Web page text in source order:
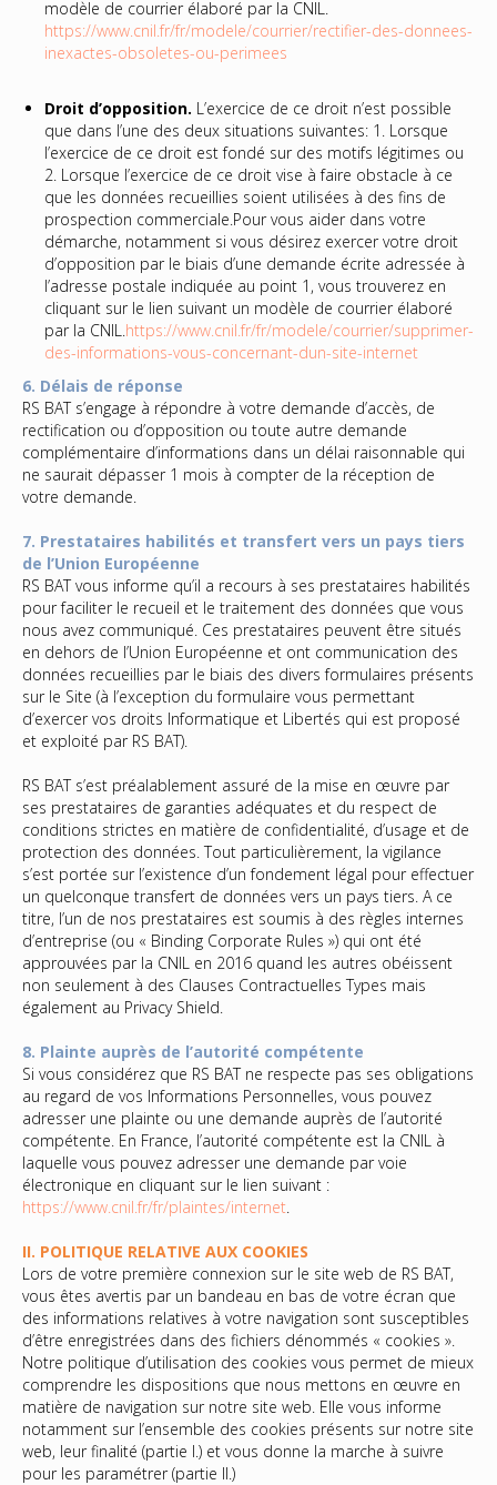
modèle de courrier élaboré par la CNIL.
https://www.cnil.fr/fr/modele/courrier/rectifier-des-donnees-
inexactes-obsoletes-ou-perimees
Droit d’opposition. L’exercice de ce droit n’est possible
que dans l’une des deux situations suivantes: 1. Lorsque
l’exercice de ce droit est fondé sur des motifs légitimes ou
2. Lorsque l’exercice de ce droit vise à faire obstacle à ce
que les données recueillies soient utilisées à des fins de
prospection commerciale.Pour vous aider dans votre
démarche, notamment si vous désirez exercer votre droit
d’opposition par le biais d’une demande écrite adressée à
l’adresse postale indiquée au point 1, vous trouverez en
cliquant sur le lien suivant un modèle de courrier élaboré
par la CNIL.https://www.cnil.fr/fr/modele/courrier/supprimer-
des-informations-vous-concernant-dun-site-internet
6. Délais de réponse
RS BAT s’engage à répondre à votre demande d’accès, de
rectification ou d’opposition ou toute autre demande
complémentaire d’informations dans un délai raisonnable qui
ne saurait dépasser 1 mois à compter de la réception de
votre demande.
7. Prestataires habilités et transfert vers un pays tiers
de l’Union Européenne
RS BAT vous informe qu’il a recours à ses prestataires habilités
pour faciliter le recueil et le traitement des données que vous
nous avez communiqué. Ces prestataires peuvent être situés
en dehors de l’Union Européenne et ont communication des
données recueillies par le biais des divers formulaires présents
sur le Site (à l’exception du formulaire vous permettant
d’exercer vos droits Informatique et Libertés qui est proposé
et exploité par RS BAT).
RS BAT s’est préalablement assuré de la mise en œuvre par
ses prestataires de garanties adéquates et du respect de
conditions strictes en matière de confidentialité, d’usage et de
protection des données. Tout particulièrement, la vigilance
s’est portée sur l’existence d’un fondement légal pour effectuer
un quelconque transfert de données vers un pays tiers. A ce
titre, l’un de nos prestataires est soumis à des règles internes
d’entreprise (ou « Binding Corporate Rules ») qui ont été
approuvées par la CNIL en 2016 quand les autres obéissent
non seulement à des Clauses Contractuelles Types mais
également au Privacy Shield.
8. Plainte auprès de l’autorité compétente
Si vous considérez que RS BAT ne respecte pas ses obligations
au regard de vos Informations Personnelles, vous pouvez
adresser une plainte ou une demande auprès de l’autorité
compétente. En France, l’autorité compétente est la CNIL à
laquelle vous pouvez adresser une demande par voie
électronique en cliquant sur le lien suivant :
https://www.cnil.fr/fr/plaintes/internet.
II. POLITIQUE RELATIVE AUX COOKIES
Lors de votre première connexion sur le site web de RS BAT,
vous êtes avertis par un bandeau en bas de votre écran que
des informations relatives à votre navigation sont susceptibles
d’être enregistrées dans des fichiers dénommés « cookies ».
Notre politique d’utilisation des cookies vous permet de mieux
comprendre les dispositions que nous mettons en œuvre en
matière de navigation sur notre site web. Elle vous informe
notamment sur l’ensemble des cookies présents sur notre site
web, leur finalité (partie I.) et vous donne la marche à suivre
pour les paramétrer (partie II.)